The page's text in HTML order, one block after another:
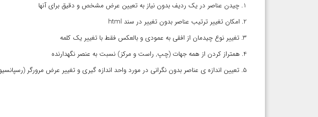
1. چیدن عناصر در یک ردیف بدون نیاز به تعیین عرض مشخص و دقیق برای آنها
2. امکان تغییر ترتیب عناصر بدون تغییر در سند html
3. تغییر نوع چیدمان از افقی به عمودی و بالعکس فقط با تغییر یک کلمه
4. همتراز کردن از همه جهات (چپ, راست و مرکز) نسبت به عنصر نگهدارنده
5. تعیین اندازه ی عناصر بدون نگرانی در مورد واحد اندازه گیری و تغییر عرض مرورگر (رسپانسیو)